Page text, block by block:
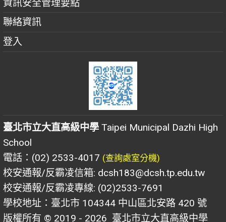
資訊安全管理要點
聯絡資訊
登入
臺北市立大直高級中學 Taipei Municipal Dazhi High
School
電話：(02) 2533-4017 (查詢處室分機)
校安通報/反霸凌信箱: dcsh183@dcsh.tp.edu.tw
校安通報/反霸凌專線: (02)2533-7691
學校地址：臺北市 104344 中山區北安路 420 號
版權所有 © 2019 - 2026 臺北市立大直高級中學